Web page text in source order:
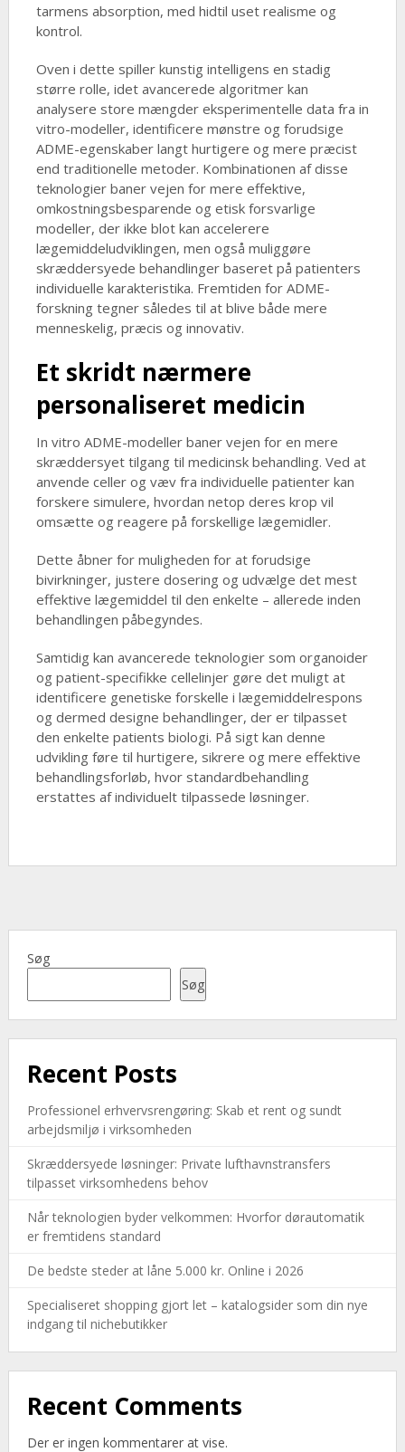
tarmens absorption, med hidtil uset realisme og
kontrol.
Oven i dette spiller kunstig intelligens en stadig
større rolle, idet avancerede algoritmer kan
analysere store mængder eksperimentelle data fra in
vitro-modeller, identificere mønstre og forudsige
ADME-egenskaber langt hurtigere og mere præcist
end traditionelle metoder. Kombinationen af disse
teknologier baner vejen for mere effektive,
omkostningsbesparende og etisk forsvarlige
modeller, der ikke blot kan accelerere
lægemiddeludviklingen, men også muliggøre
skræddersyede behandlinger baseret på patienters
individuelle karakteristika. Fremtiden for ADME-
forskning tegner således til at blive både mere
menneskelig, præcis og innovativ.
Et skridt nærmere
personaliseret medicin
In vitro ADME-modeller baner vejen for en mere
skræddersyet tilgang til medicinsk behandling. Ved at
anvende celler og væv fra individuelle patienter kan
forskere simulere, hvordan netop deres krop vil
omsætte og reagere på forskellige lægemidler.
Dette åbner for muligheden for at forudsige
bivirkninger, justere dosering og udvælge det mest
effektive lægemiddel til den enkelte – allerede inden
behandlingen påbegyndes.
Samtidig kan avancerede teknologier som organoider
og patient-specifikke cellelinjer gøre det muligt at
identificere genetiske forskelle i lægemiddelrespons
og dermed designe behandlinger, der er tilpasset
den enkelte patients biologi. På sigt kan denne
udvikling føre til hurtigere, sikrere og mere effektive
behandlingsforløb, hvor standardbehandling
erstattes af individuelt tilpassede løsninger.
Søg
Søg
Recent Posts
Professionel erhvervsrengøring: Skab et rent og sundt
arbejdsmiljø i virksomheden
Skræddersyede løsninger: Private lufthavnstransfers
tilpasset virksomhedens behov
Når teknologien byder velkommen: Hvorfor dørautomatik
er fremtidens standard
De bedste steder at låne 5.000 kr. Online i 2026
Specialiseret shopping gjort let – katalogsider som din nye
indgang til nichebutikker
Recent Comments
Der er ingen kommentarer at vise.